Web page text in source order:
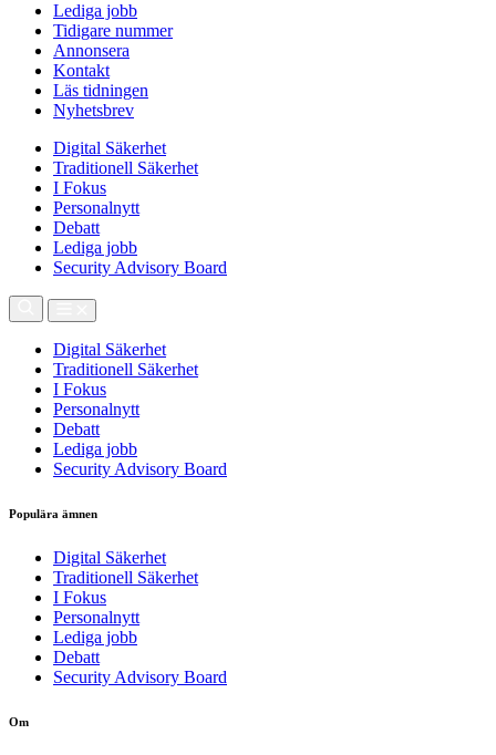
Lediga jobb
Tidigare nummer
Annonsera
Kontakt
Läs tidningen
Nyhetsbrev
Digital Säkerhet
Traditionell Säkerhet
I Fokus
Personalnytt
Debatt
Lediga jobb
Security Advisory Board
Digital Säkerhet
Traditionell Säkerhet
I Fokus
Personalnytt
Debatt
Lediga jobb
Security Advisory Board
Populära ämnen
Digital Säkerhet
Traditionell Säkerhet
I Fokus
Personalnytt
Lediga jobb
Debatt
Security Advisory Board
Om